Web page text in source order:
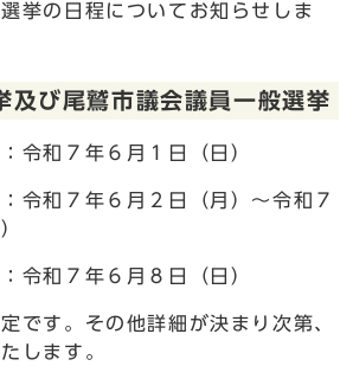
挙の日程についてお知らせしま
及び尾鷲市議会議員一般選挙
７年６月１日（日）
令和７年６月２日（月）～令和７
７年６月８日（日）
です。その他詳細が決まり次第、
します。